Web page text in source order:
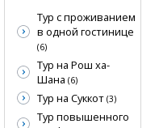
Тур с проживанием
в одной гостинице
(6)
Тур на Рош ха-
Шана (6)
Тур на Суккот (3)
Тур повышенного